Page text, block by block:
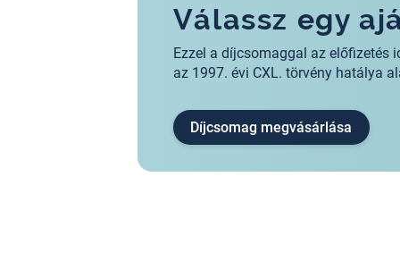
Válassz egy
Ezzel a díjcsomaggal az előfizetés
az 1997. évi CXL. törvény hatálya
Díjcsomag megvásárlása